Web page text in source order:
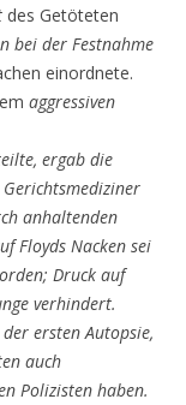
des Getöteten
bei der Festnahme
einordnete.
aggressiven
ergab die
anhaltenden
Floyds Nacken sei
Druck auf
verhindert.
ersten Autopsie,
auch
Polizisten haben.